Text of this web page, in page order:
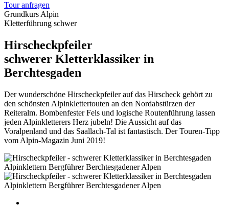
Tour anfragen
Grundkurs Alpin
Kletterführung schwer
Hirscheckpfeiler
schwerer Kletterklassiker in
Berchtesgaden
Der wunderschöne Hirscheckpfeiler auf das Hirscheck gehört zu
den schönsten Alpinklettertouten an den Nordabstürzen der
Reiteralm. Bombenfester Fels und logische Routenführung lassen
jeden Alpinkletterers Herz jubeln! Die Aussicht auf das
Voralpenland und das Saallach-Tal ist fantastisch. Der Touren-Tipp
vom Alpin-Magazin Juni 2019!